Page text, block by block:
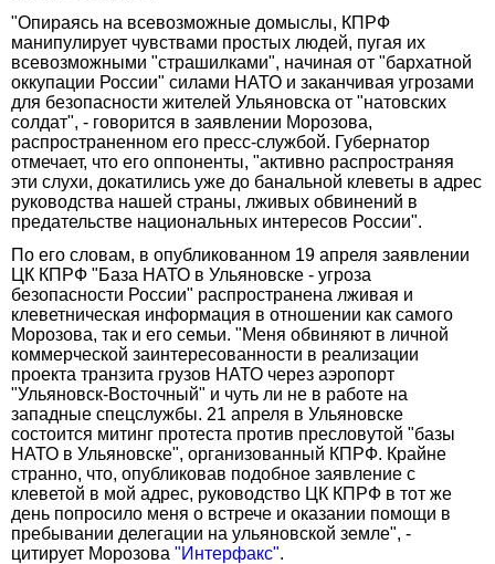
"Опираясь на всевозможные домыслы, КПРФ
манипулирует чувствами простых людей, пугая их
всевозможными "страшилками", начиная от "бархатной
оккупации России" силами НАТО и заканчивая угрозами
для безопасности жителей Ульяновска от "натовских
солдат", - говорится в заявлении Морозова,
распространенном его пресс-службой. Губернатор
отмечает, что его оппоненты, "активно распространяя
эти слухи, докатились уже до банальной клеветы в адрес
руководства нашей страны, лживых обвинений в
предательстве национальных интересов России".
По его словам, в опубликованном 19 апреля заявлении
ЦК КПРФ "База НАТО в Ульяновске - угроза
безопасности России" распространена лживая и
клеветническая информация в отношении как самого
Морозова, так и его семьи. "Меня обвиняют в личной
коммерческой заинтересованности в реализации
проекта транзита грузов НАТО через аэропорт
"Ульяновск-Восточный" и чуть ли не в работе на
западные спецслужбы. 21 апреля в Ульяновске
состоится митинг протеста против пресловутой "базы
НАТО в Ульяновске", организованный КПРФ. Крайне
странно, что, опубликовав подобное заявление с
клеветой в мой адрес, руководство ЦК КПРФ в тот же
день попросило меня о встрече и оказании помощи в
пребывании делегации на ульяновской земле", -
цитирует Морозова "Интерфакс".